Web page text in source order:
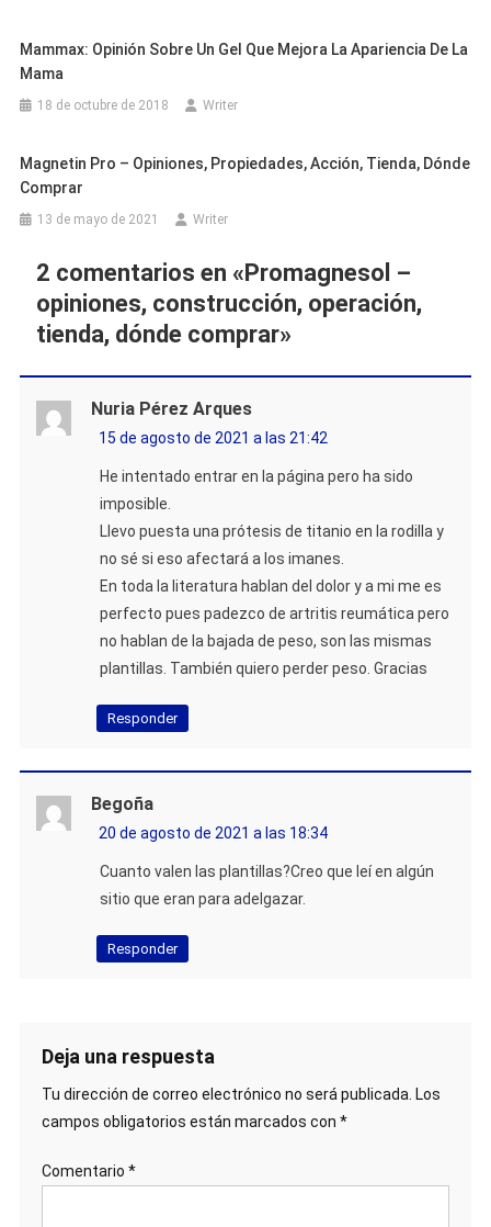
Mammax: Opinión Sobre Un Gel Que Mejora La Apariencia De La
Mama
18 de octubre de 2018 Writer
Magnetin Pro – Opiniones, Propiedades, Acción, Tienda, Dónde
Comprar
13 de mayo de 2021 Writer
2 comentarios en «Promagnesol –
opiniones, construcción, operación,
tienda, dónde comprar»
Nuria Pérez Arques
15 de agosto de 2021 a las 21:42
He intentado entrar en la página pero ha sido
imposible.
Llevo puesta una prótesis de titanio en la rodilla y
no sé si eso afectará a los imanes.
En toda la literatura hablan del dolor y a mi me es
perfecto pues padezco de artritis reumática pero
no hablan de la bajada de peso, son las mismas
plantillas. También quiero perder peso. Gracias
Responder
Begoña
20 de agosto de 2021 a las 18:34
Cuanto valen las plantillas?Creo que leí en algún
sitio que eran para adelgazar.
Responder
Deja una respuesta
Tu dirección de correo electrónico no será publicada. Los
campos obligatorios están marcados con *
Comentario *